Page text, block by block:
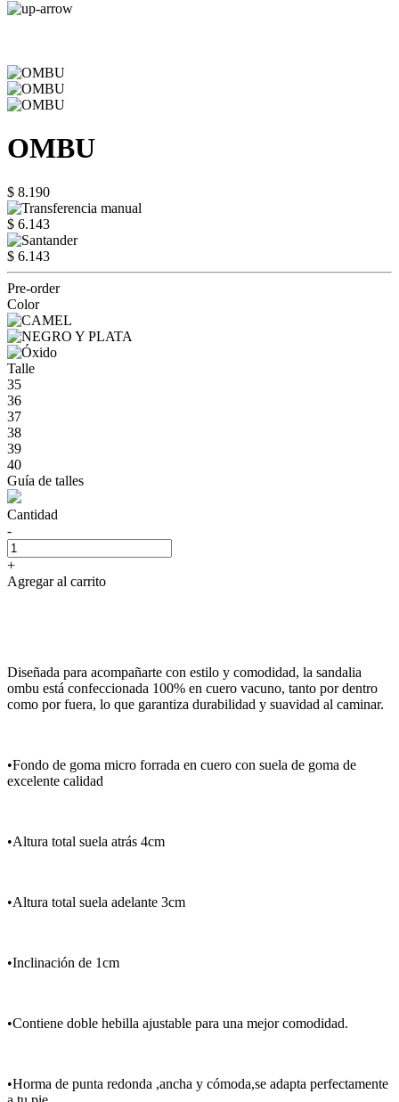
OMBU
$ 8.190
$ 6.143
$ 6.143
Pre-order
Color
Talle
35
36
37
38
39
40
Guía de talles
Cantidad
-
+
Agregar al carrito
Diseñada para acompañarte con estilo y comodidad, la sandalia
ombu está confeccionada 100% en cuero vacuno, tanto por dentro
como por fuera, lo que garantiza durabilidad y suavidad al caminar.
•Fondo de goma micro forrada en cuero con suela de goma de
excelente calidad
•Altura total suela atrás 4cm
•Altura total suela adelante 3cm
•Inclinación de 1cm
•Contiene doble hebilla ajustable para una mejor comodidad.
•Horma de punta redonda ,ancha y cómoda,se adapta perfectamente